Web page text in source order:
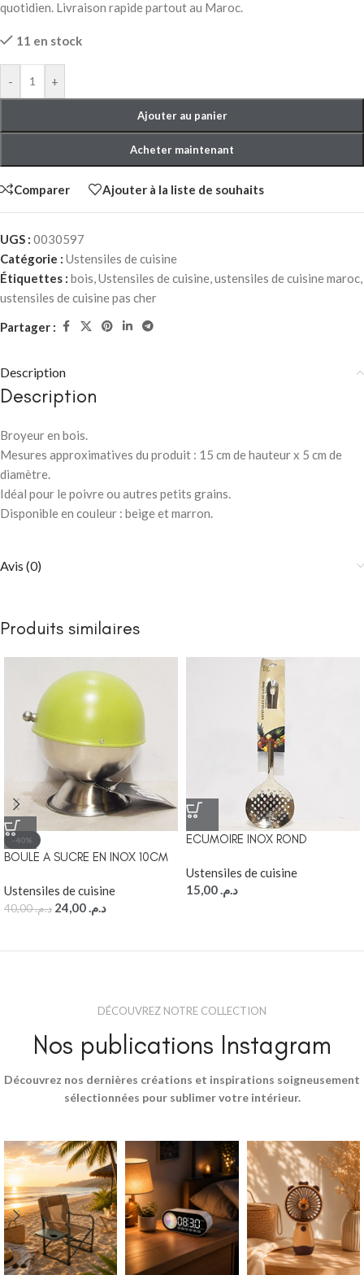
quotidien. Livraison rapide partout au Maroc.
11 en stock
- +
Ajouter au panier
Acheter maintenant
Comparer Ajouter à la liste de souhaits
UGS : 0030597
Catégorie : Ustensiles de cuisine
Étiquettes : bois,Ustensiles de cuisine,ustensiles de cuisine maroc,
ustensiles de cuisine pas cher
Partager :
Description
Description
Broyeur en bois.
Mesures approximatives du produit : 15 cm de hauteur x 5 cm de
diamètre.
Idéal pour le poivre ou autres petits grains.
Disponible en couleur : beige et marron.
Avis (0)
Produits similaires
-40%
BOULE A SUCRE EN INOX 10CM
Ustensiles de cuisine
د.م.40,00 د.م.
ECUMOIRE INOX ROND
Ustensiles de cuisine
د.م.
DÉCOUVREZ NOTRE COLLECTION
Nos publications Instagram
Découvrez nos dernières créations et inspirations soigneusement
sélectionnées pour sublimer votre intérieur.